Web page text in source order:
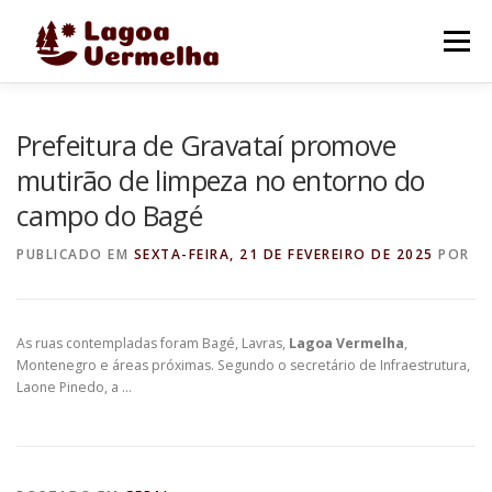
Menu
FALE CONOSCO
Prefeitura de Gravataí promove
mutirão de limpeza no entorno do
campo do Bagé
PUBLICADO EM SEXTA-FEIRA, 21 DE FEVEREIRO DE 2025 POR
As ruas contempladas foram Bagé, Lavras, Lagoa Vermelha,
Montenegro e áreas próximas. Segundo o secretário de Infraestrutura,
Laone Pinedo, a …